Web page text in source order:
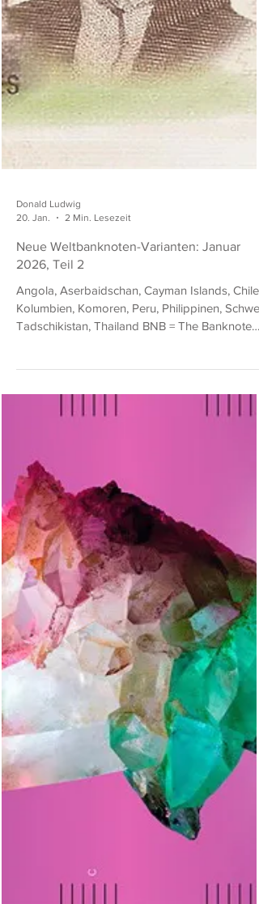
Kolumbien, Komoren, Peru, Philippinen,
Tadschikistan, Thailand BNB = The Banknote
Book (von Owen W. Linzmayer) SCWPM =
Standard Catalog of World Paper Money
(eingestellt) Angola 500 Kwanzas von 2025
BNB B558c: wie BNB B558b (SCWPM nicht
gelistet), aber mit neuem Datum (Agosto de
2025). Aserbaidschan 50 Manat von 2025
B412b: wie BNB B412a (SCWPM nicht gelistet),
aber mit neuer Unterschaft (Kazimov) oben
statt ob